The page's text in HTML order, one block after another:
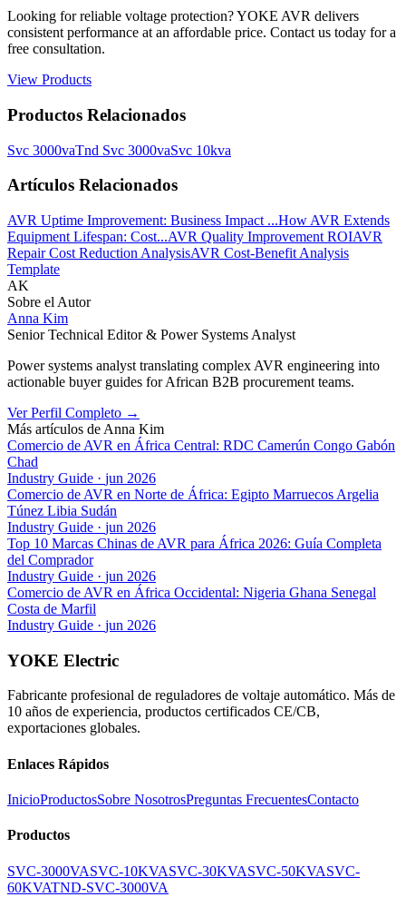
Looking for reliable voltage protection? YOKE AVR delivers
consistent performance at an affordable price. Contact us today for a
free consultation.
View Products
Productos Relacionados
Svc 3000vaTnd Svc 3000vaSvc 10kva
Artículos Relacionados
AVR Uptime Improvement: Business Impact ...How AVR Extends
Equipment Lifespan: Cost...AVR Quality Improvement ROIAVR
Repair Cost Reduction AnalysisAVR Cost-Benefit Analysis
Template
AK
Sobre el Autor
Anna Kim
Senior Technical Editor & Power Systems Analyst
Power systems analyst translating complex AVR engineering into
actionable buyer guides for African B2B procurement teams.
Ver Perfil Completo →
Más artículos de Anna Kim
Comercio de AVR en África Central: RDC Camerún Congo Gabón
Chad
Industry Guide · jun 2026
Comercio de AVR en Norte de África: Egipto Marruecos Argelia
Túnez Libia Sudán
Industry Guide · jun 2026
Top 10 Marcas Chinas de AVR para África 2026: Guía Completa
del Comprador
Industry Guide · jun 2026
Comercio de AVR en África Occidental: Nigeria Ghana Senegal
Costa de Marfil
Industry Guide · jun 2026
YOKE Electric
Fabricante profesional de reguladores de voltaje automático. Más de
10 años de experiencia, productos certificados CE/CB,
exportaciones globales.
Enlaces Rápidos
InicioProductosSobre NosotrosPreguntas FrecuentesContacto
Productos
SVC-3000VASVC-10KVASVC-30KVASVC-50KVASVC-
60KVATND-SVC-3000VA